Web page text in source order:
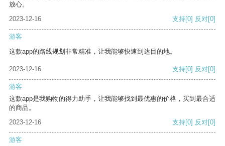
放心。
2023-12-16
支持[0] 反对[0]
游客
这款app的路线规划非常精准，让我能够快速到达目的地。
2023-12-16 支持[0] 反对[0]
游客
这款app是我购物的得力助手，让我能够找到最优惠的价格，买到最合适
的商品。
2023-12-16
支持[0] 反对[0]
游客